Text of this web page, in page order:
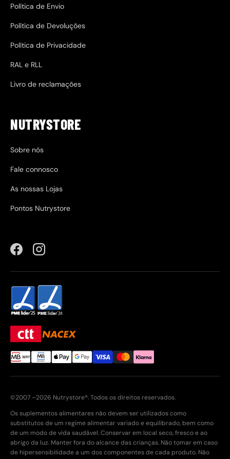
Política de Envio
Política de Devoluções
Política de Privacidade
RAL e RLL
Livro de reclamações
NUTRYSTORE
Sobre nós
Fale connosco
As nossas Lojas
Pontos Nutrystore
FacebookInstagram
©2007 –2026 Nutrystore®. Todos os direitos reservados.
Os suplementos alimentares não devem ser utilizados como
substitutos de um regime alimentar variado e equilibrado, bem como
de um modo de vida saudável. Conservar em local seco, fresco e ao
abrigo da luz. Manter fora do alcance das crianças. Não tomar em caso
de hipersensibilidade a um dos componentes de cada produto. Não